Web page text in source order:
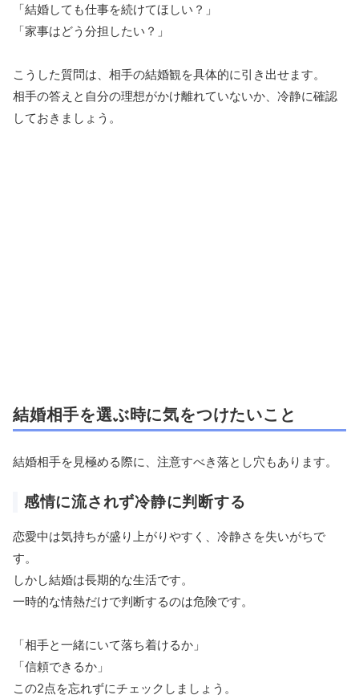
「結婚しても仕事を続けてほしい？」
「家事はどう分担したい？」
こうした質問は、相手の結婚観を具体的に引き出せます。
相手の答えと自分の理想がかけ離れていないか、冷静に確認
しておきましょう。
結婚相手を選ぶ時に気をつけたいこと
結婚相手を見極める際に、注意すべき落とし穴もあります。
感情に流されず冷静に判断する
恋愛中は気持ちが盛り上がりやすく、冷静さを失いがちで
す。
しかし結婚は長期的な生活です。
一時的な情熱だけで判断するのは危険です。
「相手と一緒にいて落ち着けるか」
「信頼できるか」
この2点を忘れずにチェックしましょう。